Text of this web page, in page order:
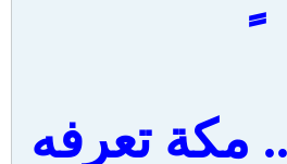
مكة تعرفه